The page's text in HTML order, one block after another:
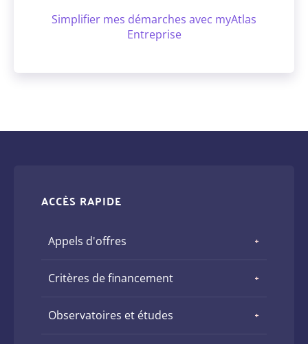
Simplifier mes démarches avec myAtlas
Entreprise
ACCÈS RAPIDE
Appels d'offres
Critères de financement
Observatoires et études